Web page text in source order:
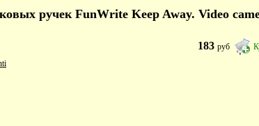
ручек FunWrite Keep Away. Video
183руб